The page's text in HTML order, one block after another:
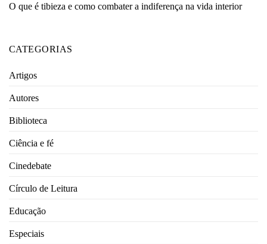
O que é tibieza e como combater a indiferença na vida interior
CATEGORIAS
Artigos
Autores
Biblioteca
Ciência e fé
Cinedebate
Círculo de Leitura
Educação
Especiais